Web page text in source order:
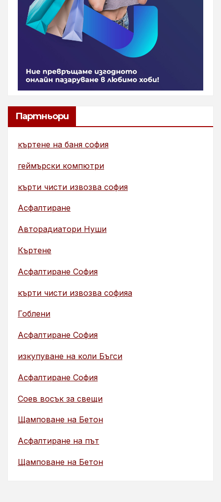
Партньори
къртене на баня софия
геймърски компютри
кърти чисти извозва софия
Асфалтиране
Авторадиатори Нуши
Къртене
Асфалтиране София
кърти чисти извозва софияа
Гоблени
Асфалтиране София
изкупуване на коли Бъгси
Асфалтиране София
Соев восък за свещи
Щамповане на Бетон
Асфалтиране на път
Щамповане на Бетон